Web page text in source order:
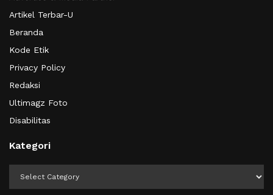
Artikel Terbar-U
Beranda
Kode Etik
Privacy Policy
Redaksi
Ultimagz Foto
Disabilitas
Kategori